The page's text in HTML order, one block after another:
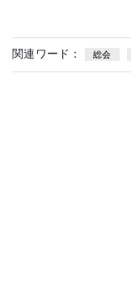
関連ワード： 総会